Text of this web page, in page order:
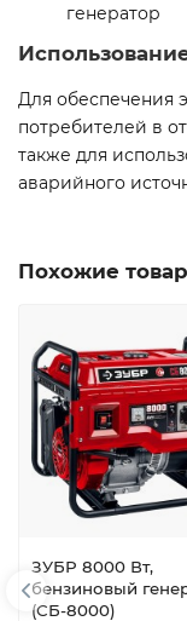
генератор
Для обеспечения
потребителей в
также для
аварийного
Похожие
ЗУБР 8000 Вт,
бензиновый
(СБ-8000)